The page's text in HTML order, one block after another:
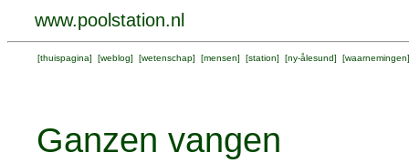
www.poolstation.nl
[thuispagina] [weblog] [wetenschap] [mensen] [station] [ny-ålesund] [waarnemingen
Ganzen vangen